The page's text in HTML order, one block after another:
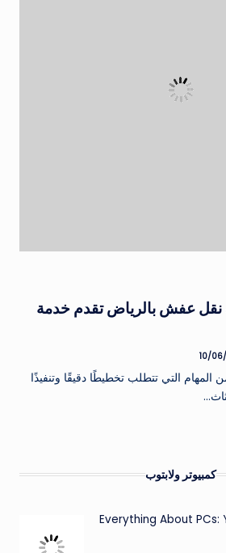
نقل عفش بالرياض تقدم خدمة
10/
التي تتطلب تخطيطًا دقيقًا وتنفيذًا
كمبيوتر ولابتوب
Everything About PCs: